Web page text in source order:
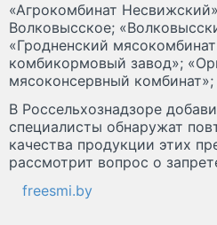
«Агрокомбинат
Волковысское;
«Гродненский
комбикормовый завод»;
мясоконсервный
В Россельхознадзоре
специалисты обнаружат
качества продукции этих
рассмотрит вопрос о
freesmi.by